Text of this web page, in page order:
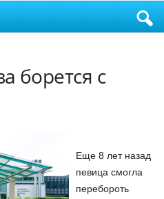
борется с
Еще 8 лет назад
певица смогла
перебороть